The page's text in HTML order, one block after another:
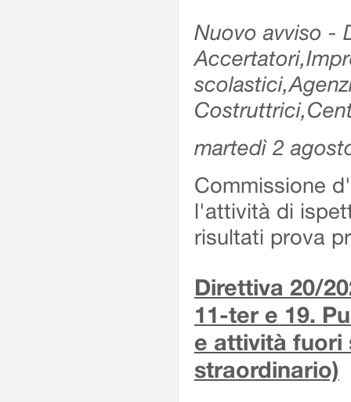
Nuovo avviso -
martedì 2
Commissione
l'attività di
risultati prova
Direttiva 20/
11-ter e 19.
e attività fuori
straordinario)